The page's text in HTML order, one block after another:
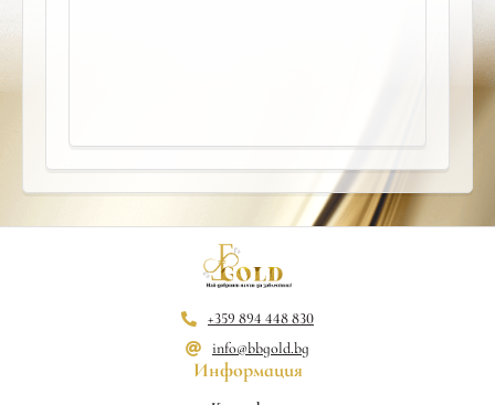
+359 894 448 830
info@bbgold.bg
Информация